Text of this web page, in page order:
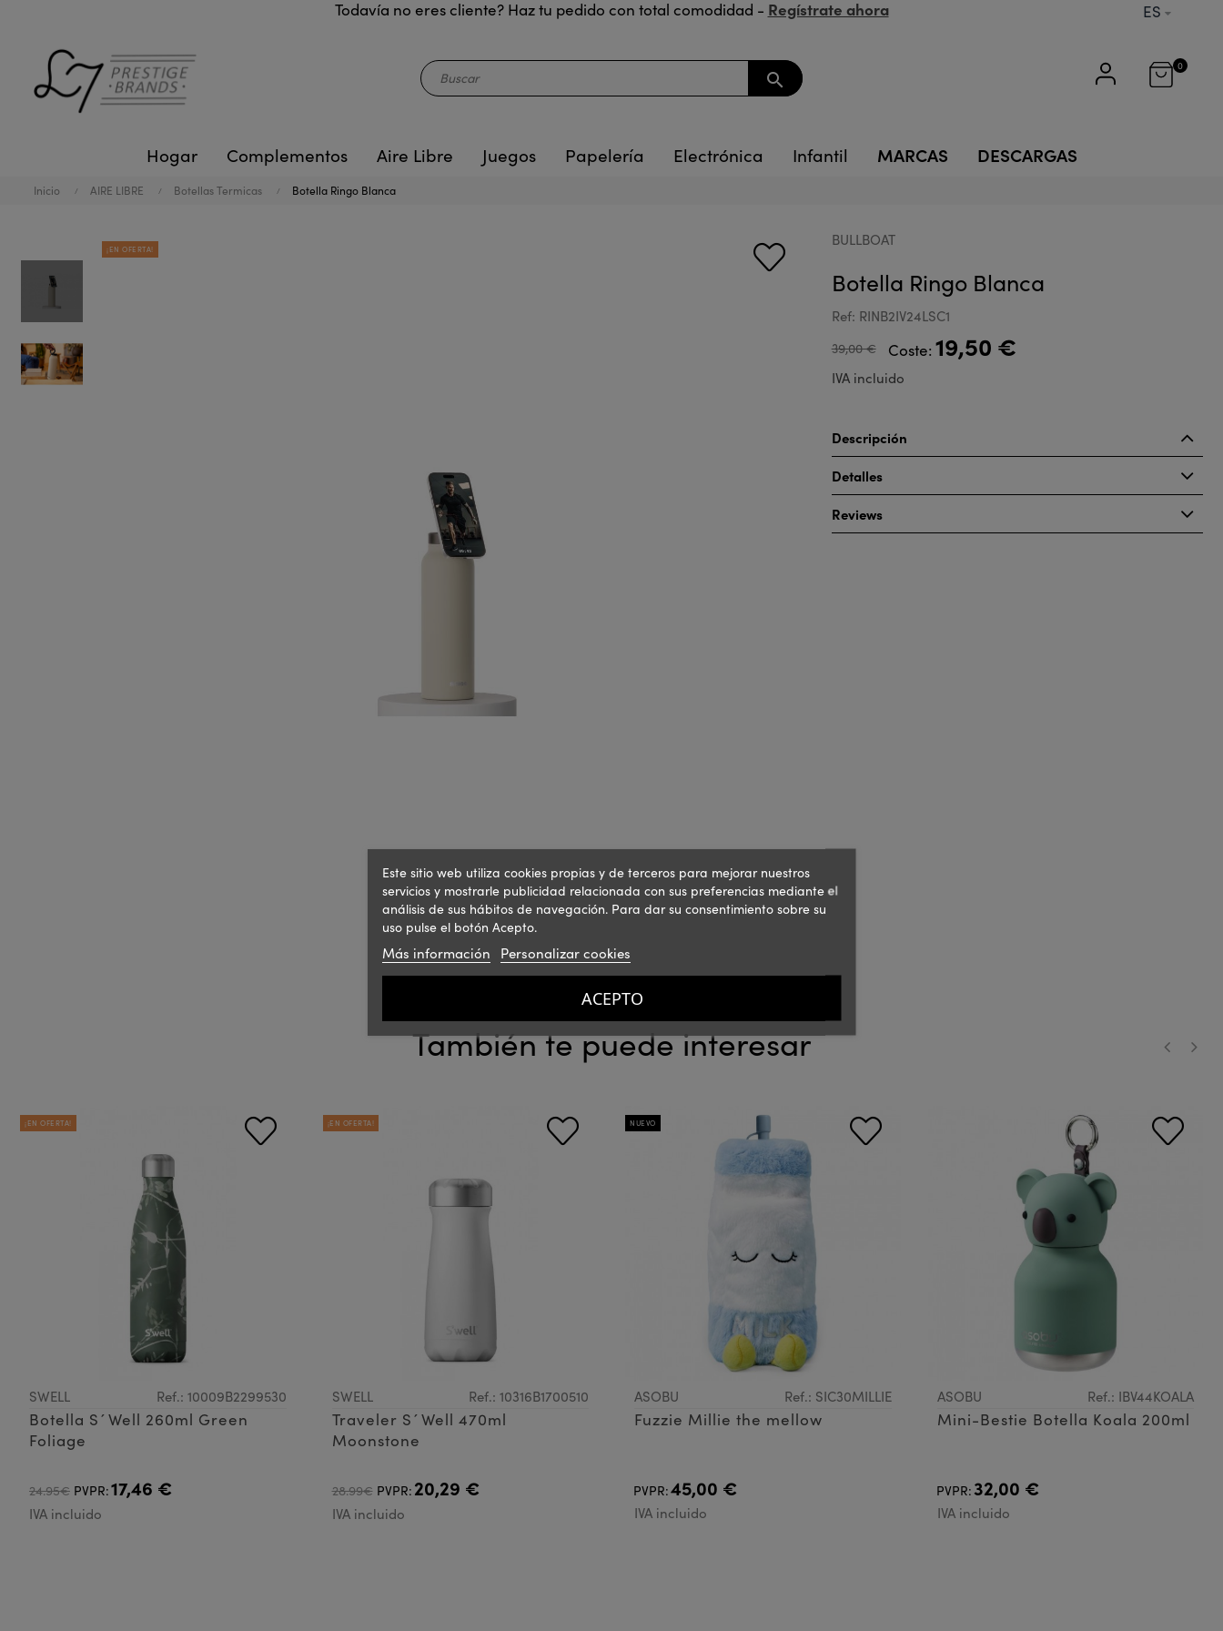
Todavía no eres cliente? Haz tu pedido con total comodidad - Regístrate ahora ES
search
0
Hogar Complementos Aire Libre Juegos Papelería Electrónica Infantil MARCAS DESCARGAS
Inicio AIRE LIBRE Botellas Termicas Botella Ringo Blanca
¡EN OFERTA!
BULLBOAT
Botella Ringo Blanca
Ref: RINB2IV24LSC1
39,00 € Coste: 19,50 €
IVA incluido
Descripción
Detalles
Reviews
También te puede interesar
¡EN OFERTA!
SWELL Ref.: 10009B2299530
Botella S´Well 260ml Green
Foliage
24.95€ PVPR:17,46 €
IVA incluido
¡EN OFERTA!
SWELL Ref.: 10316B1700510
Traveler S´Well 470ml
Moonstone
28.99€ PVPR: 20,29 €
IVA incluido
NUEVO
ASOBU Ref.: SIC30MILLIE
Fuzzie Millie the mellow
PVPR:45,00 €
IVA incluido
ASOBU Ref.: IBV44KOALA
Mini-Bestie Botella Koala 200ml
PVPR:32,00 €
IVA incluido
Este sitio web utiliza cookies propias y de terceros para mejorar nuestros
servicios y mostrarle publicidad relacionada con sus preferencias mediante el
análisis de sus hábitos de navegación. Para dar su consentimiento sobre su
uso pulse el botón Acepto.
Más información Personalizar cookies
ACEPTO